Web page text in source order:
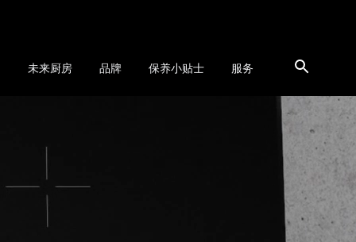
未来厨房 品牌 保养小贴士 服务